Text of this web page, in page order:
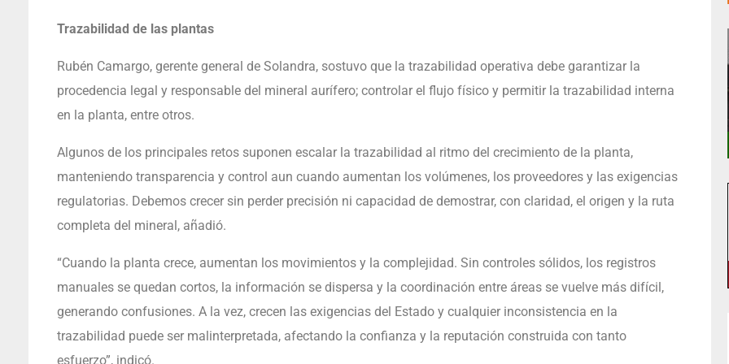
Trazabilidad de las plantas
Rubén Camargo, gerente general de Solandra, sostuvo que la trazabilidad operativa debe garantizar la
procedencia legal y responsable del mineral aurífero; controlar el flujo físico y permitir la trazabilidad interna
en la planta, entre otros.
Algunos de los principales retos suponen escalar la trazabilidad al ritmo del crecimiento de la planta,
manteniendo transparencia y control aun cuando aumentan los volúmenes, los proveedores y las exigencias
regulatorias. Debemos crecer sin perder precisión ni capacidad de demostrar, con claridad, el origen y la ruta
completa del mineral, añadió.
“Cuando la planta crece, aumentan los movimientos y la complejidad. Sin controles sólidos, los registros
manuales se quedan cortos, la información se dispersa y la coordinación entre áreas se vuelve más difícil,
generando confusiones. A la vez, crecen las exigencias del Estado y cualquier inconsistencia en la
trazabilidad puede ser malinterpretada, afectando la confianza y la reputación construida con tanto
esfuerzo”, indicó.